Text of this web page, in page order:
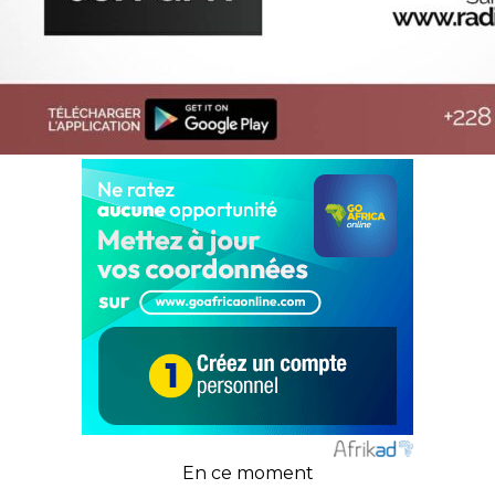
En ce moment